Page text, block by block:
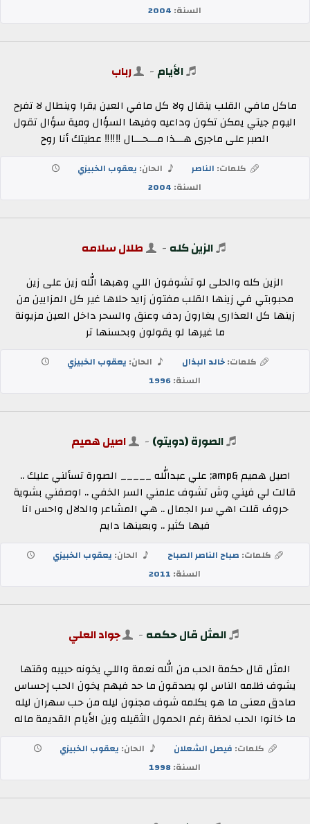
السنة: 2004
الأيام - رباب
ماكل مافي القلب ينقال ولا كل مافي العين يقرا وينطال لا تفرح
اليوم جيتي يمكن تكون وداعيه وفيها السؤال ومية سؤال تقول
الصبر على ماجرى هـــذا مـــحـــال ‼‼‼ عطيتك أنا روح
كلمات: الناصر الحان: يعقوب الخبيزي
السنة: 2004
الزين كله - طلال سلامه
الزين كله والحلى لو تشوفون اللي وهبها الله زين على زين
محبوبتي في زينها القلب مفتون زايد حلاها غير كل المزايين من
زينها كل العذارى يغارون ردف وعنق والسحر داخل العين مزيونة
ما غيرها لو يقولون وبحسنها تر
كلمات:خالد البذال الحان: يعقوب الخبيزي
السنة:1996
الصورة (دويتو) - اصيل هميم
اصيل هميم &amp; علي عبدالله _____ الصورة تسألني عليك ..
قالت لي فيني وش تشوف علمني السر الخفي .. اوصفني بشوية
حروف قلت اهي سر الجمال .. هي المشاعر والدلال واحس انا
فيها كثير .. وبعينها دايم
كلمات: صباح الناصر الصباح الحان: يعقوب الخبيزي
السنة: 2011
المثل قال حكمه - جواد العلي
المثل قال حكمة الحب من الله نعمة واللي يخونه حبيبه وقتها
يشوف ظلمه الناس لو يصدقون ما حد فيهم يخون الحب إحساس
صادق معنى ما هو بكلمه شوف مجنون ليله من حب سهران ليله
ما خانوا الحب لحظة رغم الحمول الثقيله وين الأيام القديمة ماله
كلمات: فيصل الشعلان الحان: يعقوب الخبيزي
السنة:1998